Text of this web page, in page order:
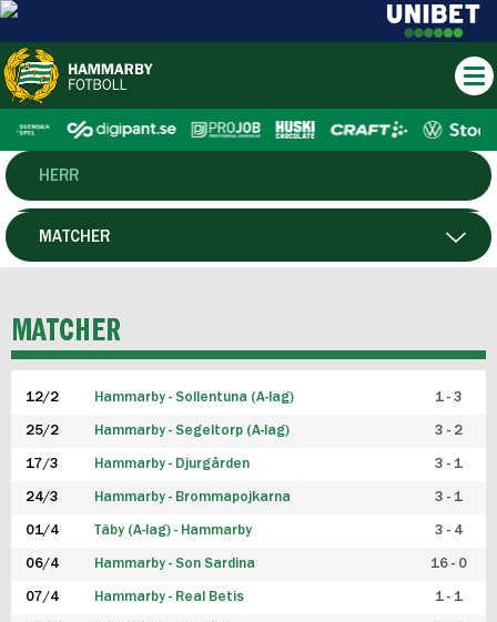
HERR
DAM
P19
F19
FUTSAL HERR
FUTSAL DAM
MATCHER
MATCHER
12/2 Hammarby - Sollentuna (A-lag) 1 - 3
25/2 Hammarby - Segeltorp (A-lag) 3 - 2
17/3 Hammarby - Djurgården 3 - 1
24/3 Hammarby - Brommapojkarna 3 - 1
01/4 Täby (A-lag) - Hammarby 3 - 4
06/4 Hammarby - Son Sardina 16 - 0
07/4 Hammarby - Real Betis 1 - 1